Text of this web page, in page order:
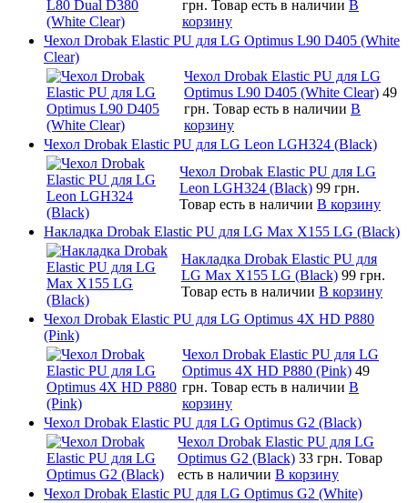
грн. Товар есть в наличии В
корзину
Чехол Drobak Elastic PU для LG Optimus L90 D405 (White
Clear)
Чехол Drobak Elastic PU для LG
Optimus L90 D405 (White Clear) 49
грн. Товар есть в наличии В
корзину
Чехол Drobak Elastic PU для LG Leon LGH324 (Black)
Чехол Drobak Elastic PU для LG
Leon LGH324 (Black) 99 грн.
Товар есть в наличии В корзину
Накладка Drobak Elastic PU для LG Max X155 LG (Black)
Накладка Drobak Elastic PU для
LG Max X155 LG (Black) 99 грн.
Товар есть в наличии В корзину
Чехол Drobak Elastic PU для LG Optimus 4X HD P880
(Pink)
Чехол Drobak Elastic PU для LG
Optimus 4X HD P880 (Pink) 49
грн. Товар есть в наличии В
корзину
Чехол Drobak Elastic PU для LG Optimus G2 (Black)
Чехол Drobak Elastic PU для LG
Optimus G2 (Black) 33 грн. Товар
есть в наличии В корзину
Чехол Drobak Elastic PU для LG Optimus G2 (White)